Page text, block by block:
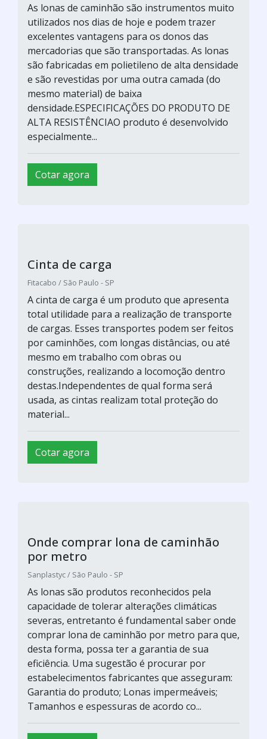
As lonas de caminhão são instrumentos muito
utilizados nos dias de hoje e podem trazer
excelentes vantagens para os donos das
mercadorias que são transportadas. As lonas
são fabricadas em polietileno de alta densidade
e são revestidas por uma outra camada (do
mesmo material) de baixa
densidade.ESPECIFICAÇÕES DO PRODUTO DE
ALTA RESISTÊNCIAO produto é desenvolvido
especialmente...
Cotar agora
Cinta de carga
Fitacabo / São Paulo - SP
A cinta de carga é um produto que apresenta
total utilidade para a realização de transporte
de cargas. Esses transportes podem ser feitos
por caminhões, com longas distâncias, ou até
mesmo em trabalho com obras ou
construções, realizando a locomoção dentro
destas.Independentes de qual forma será
usada, as cintas realizam total proteção do
material...
Cotar agora
Onde comprar lona de caminhão
por metro
Sanplastyc / São Paulo - SP
As lonas são produtos reconhecidos pela
capacidade de tolerar alterações climáticas
severas, entretanto é fundamental saber onde
comprar lona de caminhão por metro para que,
desta forma, possa ter a garantia de sua
eficiência. Uma sugestão é procurar por
estabelecimentos fabricantes que asseguram:
Garantia do produto; Lonas impermeáveis;
Tamanhos e espessuras de acordo co...